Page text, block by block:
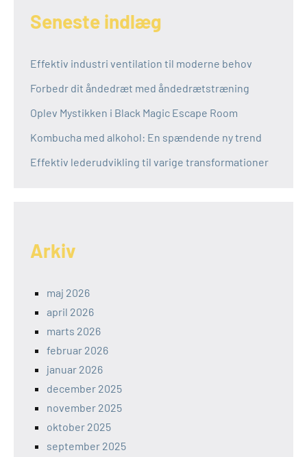
Seneste indlæg
Effektiv industri ventilation til moderne behov
Forbedr dit åndedræt med åndedrætstræning
Oplev Mystikken i Black Magic Escape Room
Kombucha med alkohol: En spændende ny trend
Effektiv lederudvikling til varige transformationer
Arkiv
maj 2026
april 2026
marts 2026
februar 2026
januar 2026
december 2025
november 2025
oktober 2025
september 2025